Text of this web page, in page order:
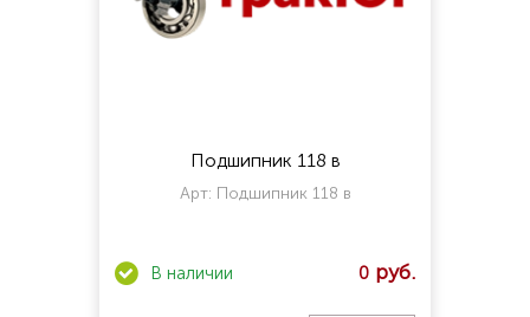
Подшипник 118 в
Арт: Подшипник 118 в
0